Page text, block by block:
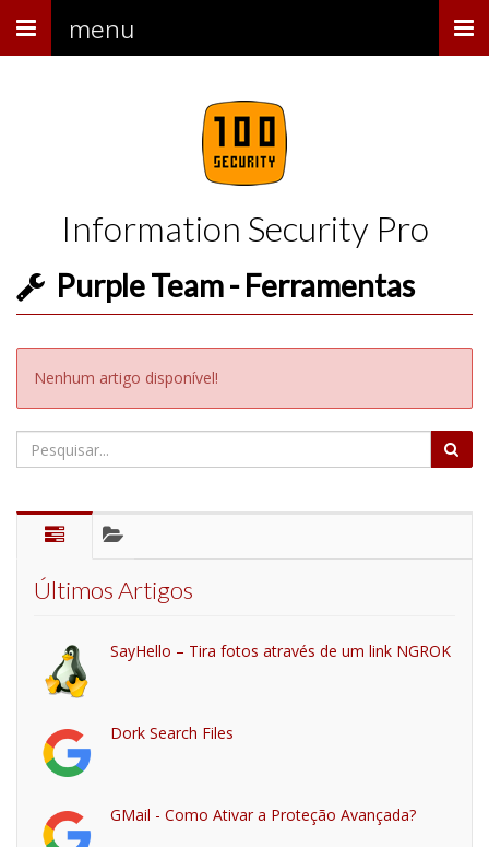
Menu menu
Information Security Pro
Purple Team - Ferramentas
Nenhum artigo disponível!
Últimos Artigos
SayHello – Tira fotos através de um link NGROK
Dork Search Files
GMail - Como Ativar a Proteção Avançada?